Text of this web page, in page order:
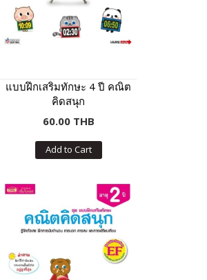
แบบฝึกเสริมทักษะ 4 ปี คณิต
คิดสนุก
60.00 THB
Add to Cart